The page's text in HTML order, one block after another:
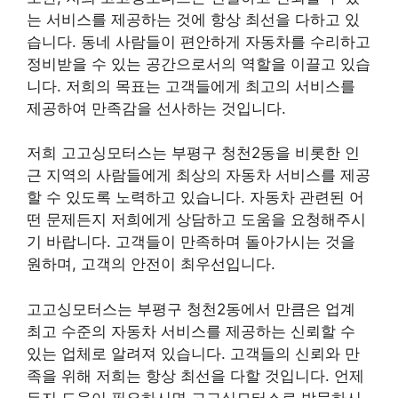
는 서비스를 제공하는 것에 항상 최선을 다하고 있
습니다. 동네 사람들이 편안하게 자동차를 수리하고
정비받을 수 있는 공간으로서의 역할을 이끌고 있습
니다. 저희의 목표는 고객들에게 최고의 서비스를
제공하여 만족감을 선사하는 것입니다.
저희 고고싱모터스는 부평구 청천2동을 비롯한 인
근 지역의 사람들에게 최상의 자동차 서비스를 제공
할 수 있도록 노력하고 있습니다. 자동차 관련된 어
떤 문제든지 저희에게 상담하고 도움을 요청해주시
기 바랍니다. 고객들이 만족하며 돌아가시는 것을
원하며, 고객의 안전이 최우선입니다.
고고싱모터스는 부평구 청천2동에서 만큼은 업계
최고 수준의 자동차 서비스를 제공하는 신뢰할 수
있는 업체로 알려져 있습니다. 고객들의 신뢰와 만
족을 위해 저희는 항상 최선을 다할 것입니다. 언제